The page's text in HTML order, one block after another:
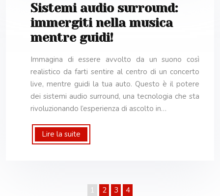
Sistemi audio surround:
immergiti nella musica
mentre guidi!
Immagina di essere avvolto da un suono così
realistico da farti sentire al centro di un concerto
live, mentre guidi la tua auto. Questo è il potere
dei sistemi audio surround, una tecnologia che sta
rivoluzionando l’esperienza di ascolto in…
Lire la suite
1 2 3 4